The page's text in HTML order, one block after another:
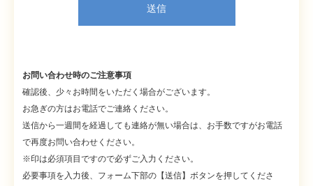
お問い合わせ時のご注意事項
確認後、少々お時間をいただく場合がございます。
お急ぎの方はお電話でご連絡ください。
送信から一週間を経過しても連絡が無い場合は、お手数ですがお電話
で再度お問い合わせください。
※印は必須項目ですので必ずご入力ください。
必要事項を入力後、フォーム下部の【送信】ボタンを押してくださ